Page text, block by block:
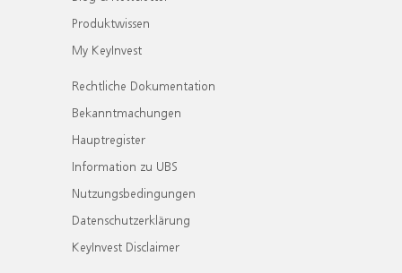
Produktwissen
My KeyInvest
Rechtliche Dokumentation
Bekanntmachungen
Hauptregister
Information zu UBS
Nutzungsbedingungen
Datenschutzerklärung
KeyInvest Disclaimer